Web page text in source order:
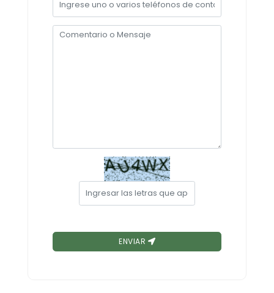
Convocatorias
GESTIÓN ADMINISTRATIVA
PRESUPUESTO: EJECUCIÓN Y REPORTES
Cédulas presupuestarias y balances
Procesos de contratación
Obras y proyectosENVIAR